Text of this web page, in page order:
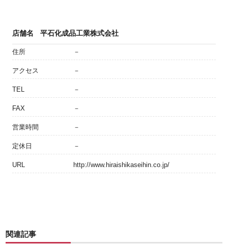
店舗名 平石化成品工業株式会社
住所 －
アクセス －
TEL －
FAX －
営業時間 －
定休日 －
URL http://www.hiraishikaseihin.co.jp/
関連記事